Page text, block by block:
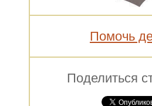
Помочь
Поделиться